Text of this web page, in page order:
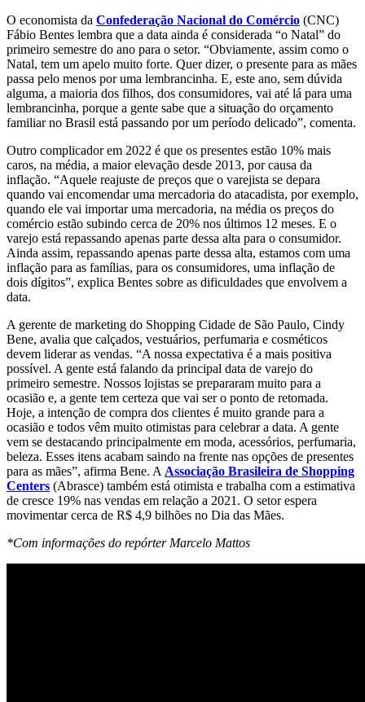
O economista da Confederação Nacional do Comércio (CNC)
Fábio Bentes lembra que a data ainda é considerada “o Natal” do
primeiro semestre do ano para o setor. “Obviamente, assim como o
Natal, tem um apelo muito forte. Quer dizer, o presente para as mães
passa pelo menos por uma lembrancinha. E, este ano, sem dúvida
alguma, a maioria dos filhos, dos consumidores, vai até lá para uma
lembrancinha, porque a gente sabe que a situação do orçamento
familiar no Brasil está passando por um período delicado”, comenta.
Outro complicador em 2022 é que os presentes estão 10% mais
caros, na média, a maior elevação desde 2013, por causa da
inflação. “Aquele reajuste de preços que o varejista se depara
quando vai encomendar uma mercadoria do atacadista, por exemplo,
quando ele vai importar uma mercadoria, na média os preços do
comércio estão subindo cerca de 20% nos últimos 12 meses. E o
varejo está repassando apenas parte dessa alta para o consumidor.
Ainda assim, repassando apenas parte dessa alta, estamos com uma
inflação para as famílias, para os consumidores, uma inflação de
dois dígitos”, explica Bentes sobre as dificuldades que envolvem a
data.
A gerente de marketing do Shopping Cidade de São Paulo, Cindy
Bene, avalia que calçados, vestuários, perfumaria e cosméticos
devem liderar as vendas. “A nossa expectativa é a mais positiva
possível. A gente está falando da principal data de varejo do
primeiro semestre. Nossos lojistas se prepararam muito para a
ocasião e, a gente tem certeza que vai ser o ponto de retomada.
Hoje, a intenção de compra dos clientes é muito grande para a
ocasião e todos vêm muito otimistas para celebrar a data. A gente
vem se destacando principalmente em moda, acessórios, perfumaria,
beleza. Esses itens acabam saindo na frente nas opções de presentes
para as mães”, afirma Bene. A Associação Brasileira de Shopping
Centers (Abrasce) também está otimista e trabalha com a estimativa
de cresce 19% nas vendas em relação a 2021. O setor espera
movimentar cerca de R$ 4,9 bilhões no Dia das Mães.
*Com informações do repórter Marcelo Mattos